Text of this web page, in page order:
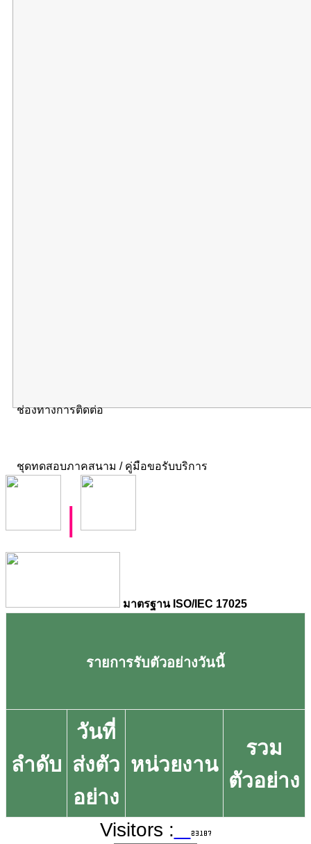
ช่องทางการติดต่อ
ชุดทดสอบภาคสนาม / คู่มือขอรับบริการ
มาตรฐาน ISO/IEC 17025
รายการรับตัวอย่างวันนี้
ลำดับ
วันที่
ส่งตัว
อย่าง
หน่วยงาน
รวม
ตัวอย่าง
Visitors :